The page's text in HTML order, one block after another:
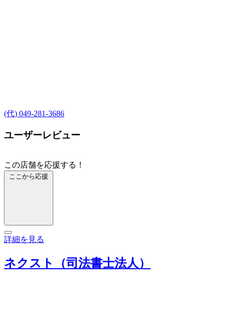
(代) 049-281-3686
ユーザーレビュー
この店舗を応援する！
ここから応援
詳細を見る
ネクスト（司法書士法人）